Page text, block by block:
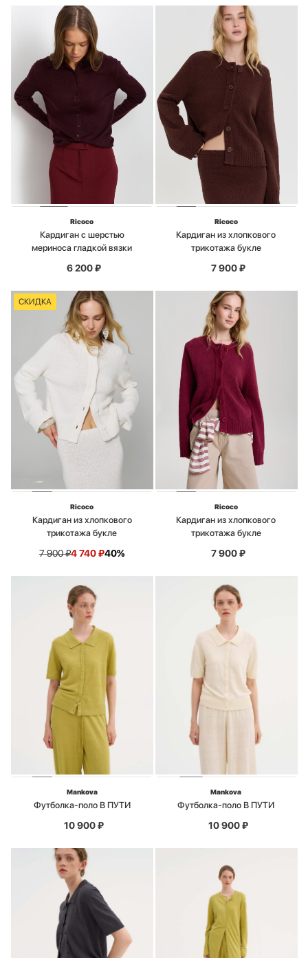
Ricoco
Кардиган с шерстью
мериноса гладкой вязки
6 200₽
Ricoco
Кардиган из хлопкового
трикотажа букле
7 900₽
СКИДКА
Ricoco
Кардиган из хлопкового
трикотажа букле
7 900₽4 740₽40%
Ricoco
Кардиган из хлопкового
трикотажа букле
7 900₽
Mankova
Футболка-поло В ПУТИ
10 900₽
Mankova
Футболка-поло В ПУТИ
10 900₽